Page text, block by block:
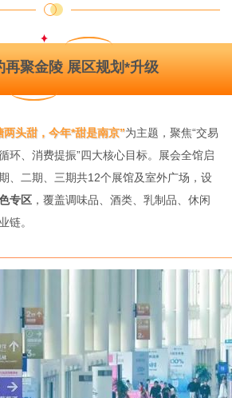
再聚金陵 展区规划*升级
两头甜，今年*甜是南京”为主题，聚焦“交易
环、消费提振”四大核心目标。展会全馆启
、二期、三期共12个展馆及室外广场，设
专区 ，覆盖调味品、酒类、乳制品、休闲
链。